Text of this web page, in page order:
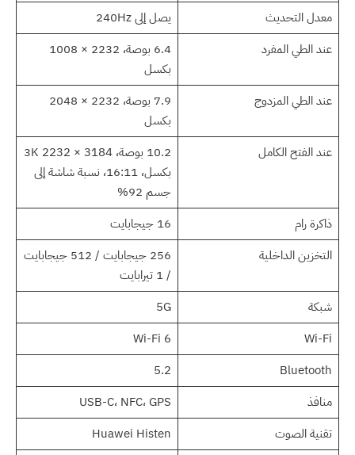
معدل التحديث
يصل إلى 240Hz
عند الطي المفرد
6.4 بوصة، 2232 × 1008
بكسل
عند الطي المزدوج
7.9 بوصة، 2232 × 2048
بكسل
عند الفتح الكامل
10.2 بوصة، 3K 2232 × 3184
بكسل، 16:11، نسبة شاشة إلى
جسم 92%
ذاكرة رام
16 جيجابايت
التخزين الداخلية
256 جيجابايت / 512 جيجابايت
/ 1 تيرابايت
شبكة
5G
Wi-Fi
Wi-Fi 6
Bluetooth
5.2
منافذ
USB-C، NFC، GPS
تقنية الصوت
Huawei Histen